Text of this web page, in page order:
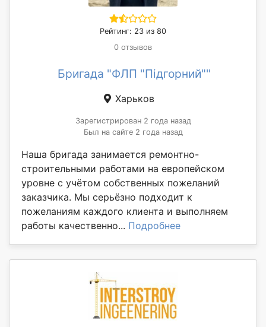
Рейтинг: 23 из 80
0 отзывов
Бригада "ФЛП "Підгорний""
Харьков
Зарегистрирован 2 года назад
Был на сайте 2 года назад
Наша бригада занимается ремонтно-
строительными работами на европейском
уровне с учётом собственных пожеланий
заказчика. Мы серьёзно подходит к
пожеланиям каждого клиента и выполняем
работы качественно... Подробнее